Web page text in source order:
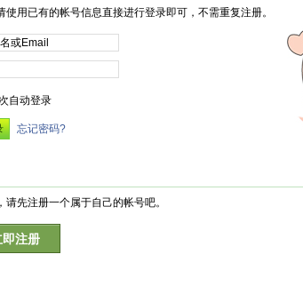
用已有的帐号信息直接进行登录即可，不需重复注册。
自动登录
忘记密码?
先注册一个属于自己的帐号吧。
即注册